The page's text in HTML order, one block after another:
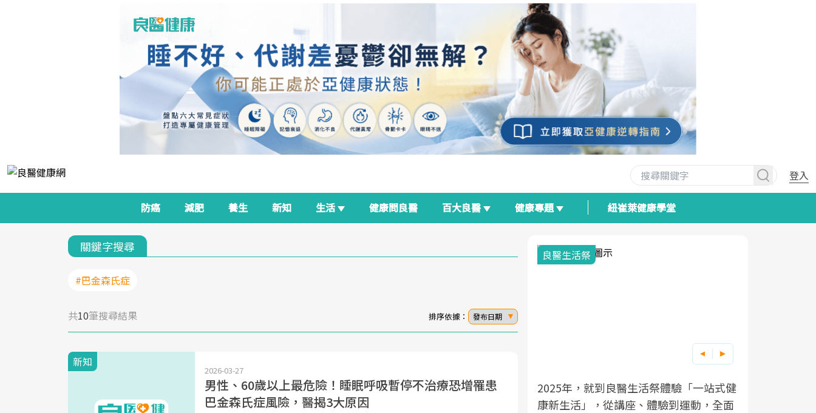
登入
防癌 減肥 養生 新知 生活 健康問良醫 百大良醫 健康專題 紐崔萊健康學堂
關鍵字搜尋
#巴金森氏症
共10筆搜尋結果 排序依據： 發布日期
新知
2026-03-27
男性、60歲以上最危險！睡眠呼吸暫停不治療恐增罹患
巴金森氏症風險，醫揭3大原因
面對超高齡社會的浪潮，台灣正在快速邁
向「健康照護」的新時代。隨著國家政策
良醫生活祭
2025年，就到良醫生活祭體驗「一站式健
康新生活」，從講座、體驗到運動，全面
我與健康韌性的距離
良醫健康網從「換季的身體變化」出發，
透過醫學觀點與日常感受的對話，建立對